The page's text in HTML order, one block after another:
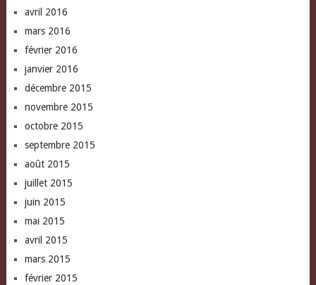
avril 2016
mars 2016
février 2016
janvier 2016
décembre 2015
novembre 2015
octobre 2015
septembre 2015
août 2015
juillet 2015
juin 2015
mai 2015
avril 2015
mars 2015
février 2015